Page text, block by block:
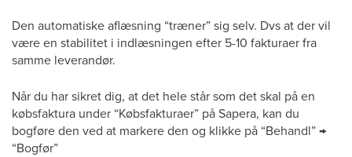
Den automatiske aflæsning “træner” sig selv. Dvs at der vil
være en stabilitet i indlæsningen efter 5-10 fakturaer fra
samme leverandør.
Når du har sikret dig, at det hele står som det skal på en
købsfaktura under “Købsfakturaer” på Sapera, kan du
bogføre den ved at markere den og klikke på “Behandl” →
“Bogfør”